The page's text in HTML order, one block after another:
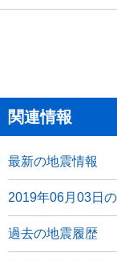
関連情報
最新の地震情報
2019年06月03日
過去の地震履歴